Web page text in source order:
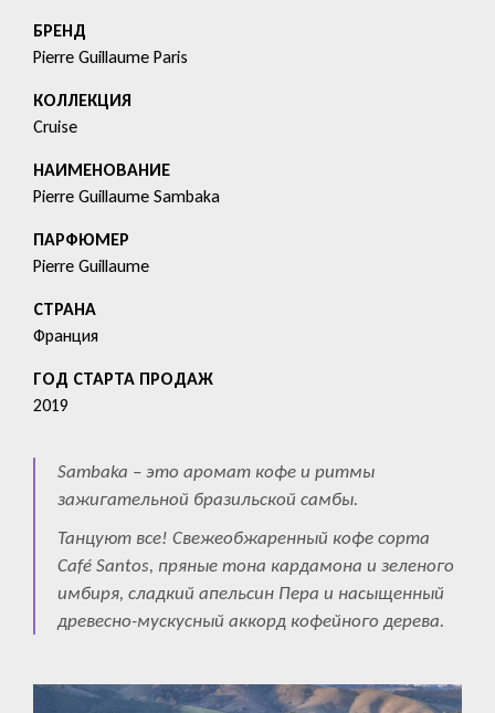
БРЕНД
Pierre Guillaume Paris
КОЛЛЕКЦИЯ
Cruise
HАИМЕНОВАНИЕ
Pierre Guillaume Sambaka
ПАРФЮМЕР
Pierre Guillaume
СТРАНА
Франция
ГОД СТАРТА ПРОДАЖ
2019
Sambaka – это аромат кофе и ритмы
зажигательной бразильской самбы.
Танцуют все! Свежеобжаренный кофе сорта
Café Santos, пряные тона кардамона и зеленого
имбиря, сладкий апельсин Пера и насыщенный
древесно-мускусный аккорд кофейного дерева.